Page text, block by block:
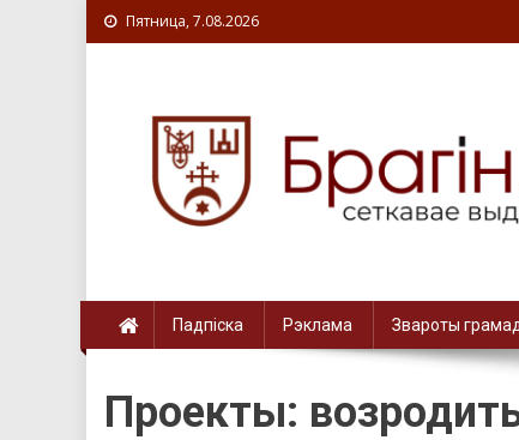
Пятница, 7.08.2026
Падпіска Рэклама Звароты
Проекты: